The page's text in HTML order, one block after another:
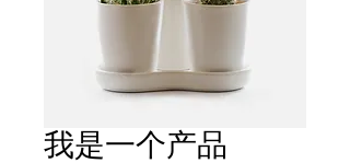
我是一个产品